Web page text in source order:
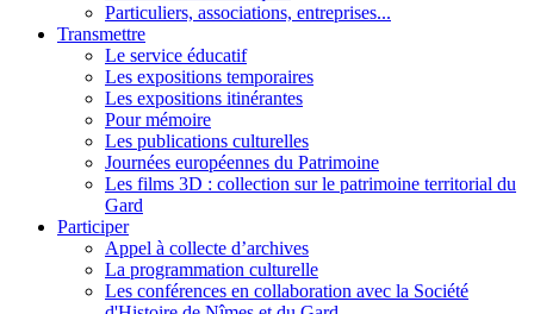
Particuliers, associations, entreprises...
Transmettre
Le service éducatif
Les expositions temporaires
Les expositions itinérantes
Pour mémoire
Les publications culturelles
Journées européennes du Patrimoine
Les films 3D : collection sur le patrimoine territorial du
Gard
Participer
Appel à collecte d’archives
La programmation culturelle
Les conférences en collaboration avec la Société